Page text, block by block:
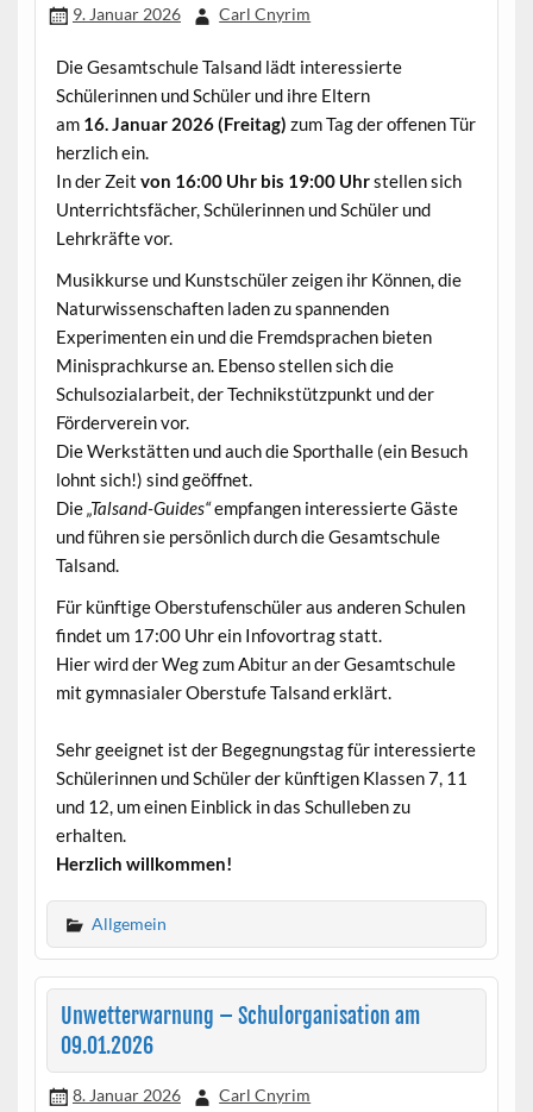
9. Januar 2026 Carl Cnyrim
Die Gesamtschule Talsand lädt interessierte
Schülerinnen und Schüler und ihre Eltern
am 16. Januar 2026 (Freitag) zum Tag der offenen Tür
herzlich ein.
In der Zeit von 16:00 Uhr bis 19:00 Uhrstellen sich
Unterrichtsfächer, Schülerinnen und Schüler und
Lehrkräfte vor.
Musikkurse und Kunstschüler zeigen ihr Können, die
Naturwissenschaften laden zu spannenden
Experimenten ein und die Fremdsprachen bieten
Minisprachkurse an. Ebenso stellen sich die
Schulsozialarbeit, der Technikstützpunkt und der
Förderverein vor.
Die Werkstätten und auch die Sporthalle (ein Besuch
lohnt sich!) sind geöffnet.
Die„Talsand-Guides“empfangen interessierte Gäste
und führen sie persönlich durch die Gesamtschule
Talsand.
Für künftige Oberstufenschüler aus anderen Schulen
findet um 17:00 Uhr ein Infovortrag statt.
Hier wird der Weg zum Abitur an der Gesamtschule
mit gymnasialer Oberstufe Talsand erklärt.
Sehr geeignet ist der Begegnungstag für interessierte
Schülerinnen und Schüler der künftigen Klassen 7, 11
und 12, um einen Einblick in das Schulleben zu
erhalten.
Herzlich willkommen!
Allgemein
Unwetterwarnung – Schulorganisation am
09.01.2026
8. Januar 2026 Carl Cnyrim